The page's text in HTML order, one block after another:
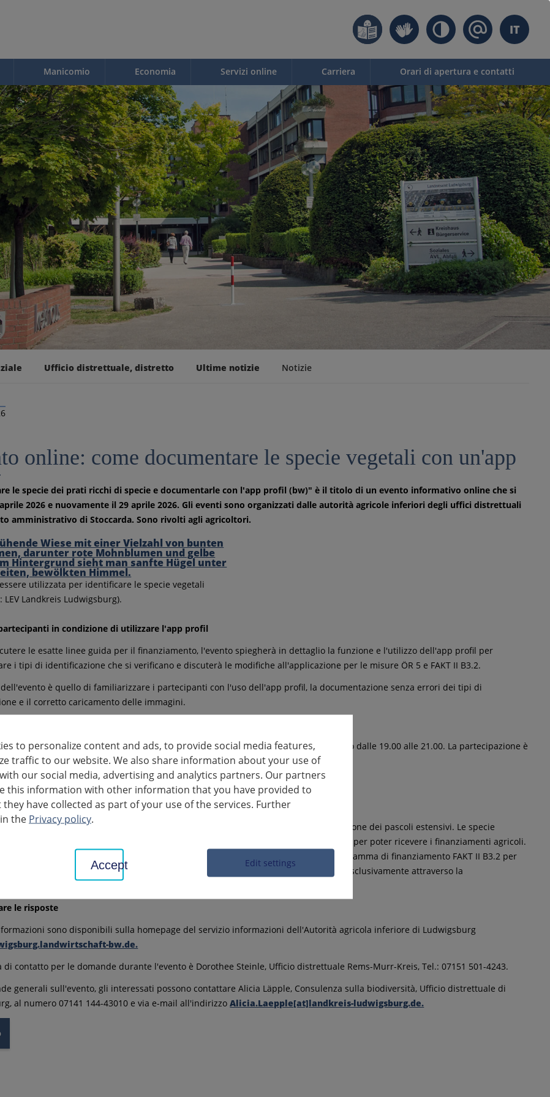
IT
Manicomio Economia Servizi online Carriera Orari di apertura e contatti
Ufficio distrettuale, distretto Ultime notizie Notizie
online: come documentare le specie vegetali con un'app
le specie dei prati ricchi di specie e documentarle con l'app profil (bw)" è il titolo di un evento informativo online che si
2026 e nuovamente il 29 aprile 2026. Gli eventi sono organizzati dalle autorità agricole inferiori degli uffici distrettuali
amministrativo di Stoccarda. Sono rivolti agli agricoltori.
utilizzata per identificare le specie vegetali
LEV Landkreis Ludwigsburg).
in condizione di utilizzare l'app profil
le esatte linee guida per il finanziamento, l'evento spiegherà in dettaglio la funzione e l'utilizzo dell'app profil per
i tipi di identificazione che si verificano e discuterà le modifiche all'applicazione per le misure ÖR 5 e FAKT II B3.2.
è quello di familiarizzare i partecipanti con l'uso dell'app profil, la documentazione senza errori dei tipi di
e il corretto caricamento delle immagini.
identici saranno proposti martedì 21 aprile 2026 e mercoledì 29 aprile 2026, ciascuno dalle 19.00 alle 21.00. La partecipazione è
registrazione non è necessaria. Il link di accesso a entrambi gli eventi è
meet/383042605975576?p=bvvz8xJsZLNd86HQhj
specie vegetali è un prerequisito per il finanziamento
sono specie vegetali rappresentative che devono essere presenti nella gestione dei pascoli estensivi. Le specie
fanno parte di un elenco specifico dello Stato e devono essere identificate sul terreno per poter ricevere i finanziamenti agricoli.
2026, le specie indicatrici nei prati permanenti per l'eco-schema ÖR 5 e per il programma di finanziamento FAKT II B3.2 per
la protezione del clima e il benessere degli animali dovranno essere verificate esclusivamente attraverso la
le risposte
sono disponibili sulla homepage del servizio informazioni dell'Autorità agricola inferiore di Ludwigsburg
bw.de.
di contatto per le domande durante l'evento è Dorothee Steinle, Ufficio distrettuale Rems-Murr-Kreis, Tel.: 07151 501-4243.
generali sull'evento, gli interessati possono contattare Alicia Läpple, Consulenza sulla biodiversità, Ufficio distrettuale di
al numero 07141 144-43010 e via e-mail all'indirizzoAlicia.Laepple[at]landkreis-ludwigsburg.de.
to personalize content and ads, to provide social media features,
traffic to our website. We also share information about your use of
our social media, advertising and analytics partners. Our partners
this information with other information that you have provided to
have collected as part of your use of the services. Further
the Privacy policy.
Edit settings
Accept